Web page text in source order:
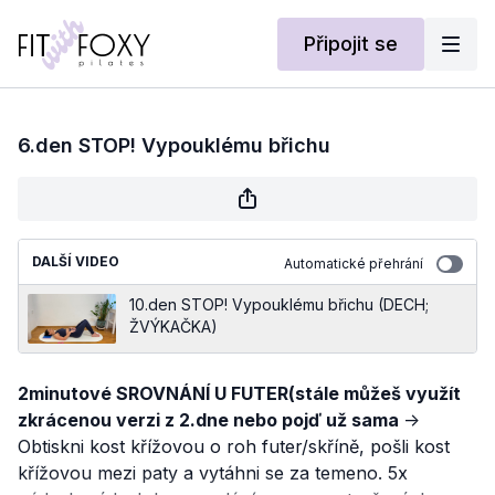
Připojit se
6.den STOP! Vypouklému břichu
DALŠÍ VIDEO Automatické přehrání
10.den STOP! Vypouklému břichu (DECH;
ŽVÝKAČKA)
2minutové SROVNÁNÍ U FUTER(stále můžeš využít
zkrácenou verzi z 2.dne nebo pojď už sama ->
Obtiskni kost křížovou o roh futer/skříně, pošli kost
křížovou mezi paty a vytáhni se za temeno. 5x